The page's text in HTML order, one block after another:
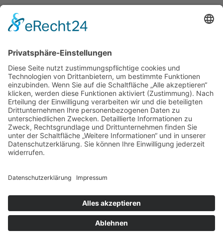
Damit deine Botschaft ankommt.
21682 Stade · Glückstädter Straße 10
Telefon:+49414193130
info@medientzentrum-stade.de
Montag bis Donnerstag
09:00 bis 17:00 Uhr
Freitag bis 15:00 Uhr